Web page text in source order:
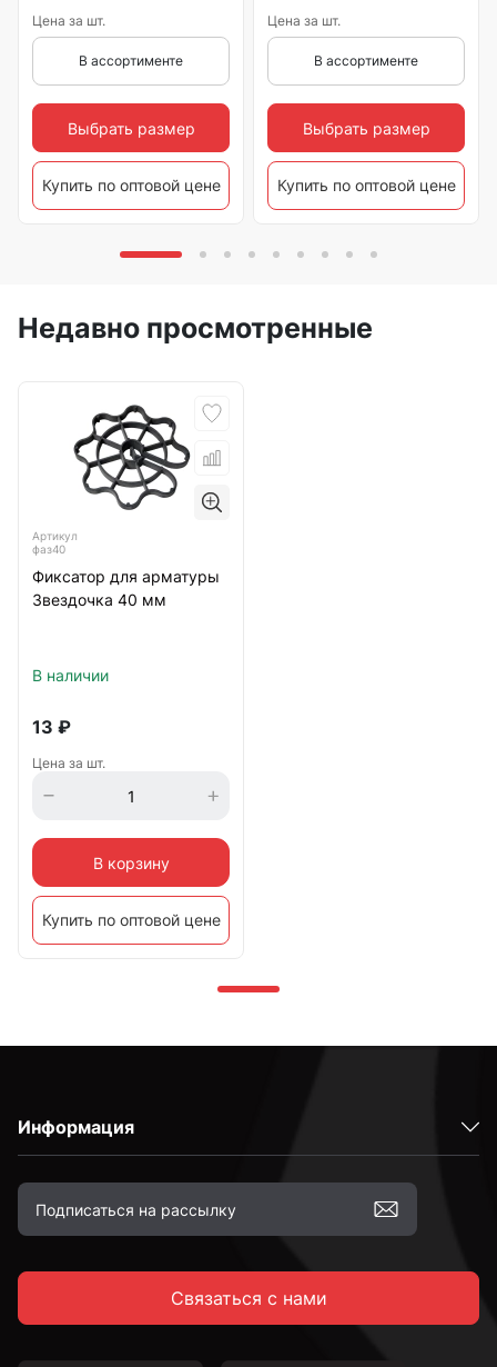
Цена за шт.
В ассортименте
Выбрать размер
Купить по оптовой цене
Цена за шт.
В ассортименте
Выбрать размер
Купить по оптовой цене
Недавно просмотренные
Артикул
фаз40
Фиксатор для арматуры
Звездочка 40 мм
В наличии
13 ₽
Цена за шт.
В корзину
Купить по оптовой цене
Информация
Связаться с нами